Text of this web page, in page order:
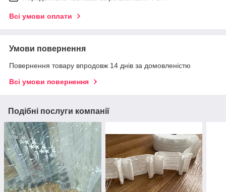
Всі умови оплати
Умови повернення
Повернення товару впродовж 14 днів за домовленістю
Всі умови повернення
Подібні послуги компанії